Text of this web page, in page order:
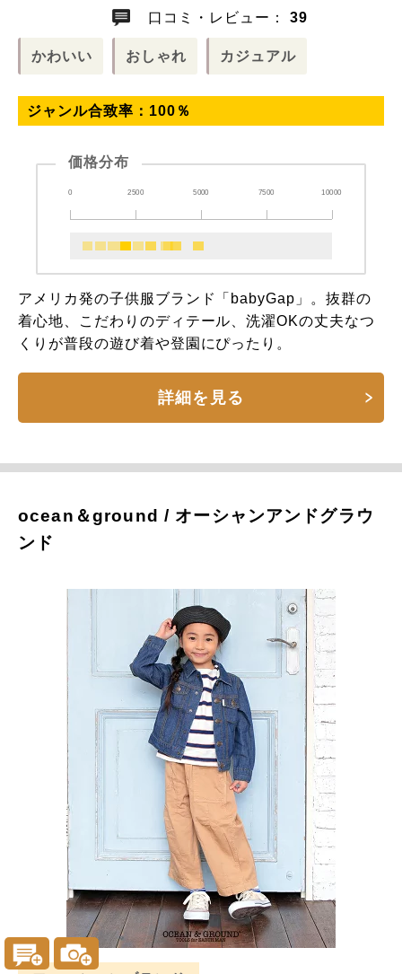
口コミ・レビュー： 39
かわいい おしゃれ カジュアル
ジャンル合致率： 100 ％
価格分布
0 2500 5000 7500 10000
アメリカ発の子供服ブランド「babyGap」。抜群の
着心地、こだわりのディテール、洗濯OKの丈夫なつ
くりが普段の遊び着や登園にぴったり。
詳細を見る
ocean＆ground / オーシャンアンドグラウ
ンド